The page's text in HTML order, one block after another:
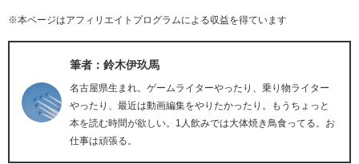
※本ページはアフィリエイトプログラムによる収益を得ています
筆者：鈴木伊玖馬
名古屋県生まれ。ゲームライターやったり、乗り物ライター
やったり、最近は動画編集をやりたかったり。もうちょっと
本を読む時間が欲しい。1人飲みでは大体焼き鳥食ってる。お
仕事は頑張る。